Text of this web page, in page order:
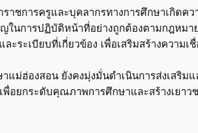
ราชการครูและบุคลากรทางการศึกษาเกิ
ในการปฏิบัติหน้าที่อย่างถูกต้องตามกฎหม
ระเบียบที่เกี่ยวข้อง เพื่อเสริมสร้างความเ
แม่ฮ่องสอน ยังคงมุ่งมั่นดำเนินการส่งเสริ
อยกระดับคุณภาพการศึกษาและสร้างเย